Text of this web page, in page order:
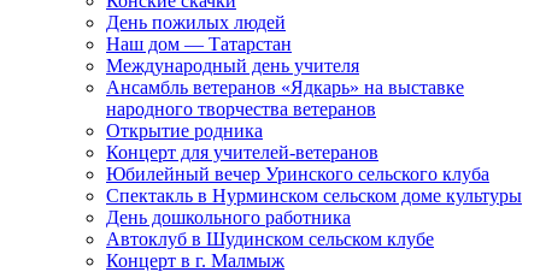
День пожилых людей
Наш дом — Татарстан
Международный день учителя
Ансамбль ветеранов «Ядкарь» на выставке
народного творчества ветеранов
Открытие родника
Концерт для учителей-ветеранов
Юбилейный вечер Уринского сельского клуба
Спектакль в Нурминском сельском доме культуры
День дошкольного работника
Автоклуб в Шудинском сельском клубе
Концерт в г. Малмыж